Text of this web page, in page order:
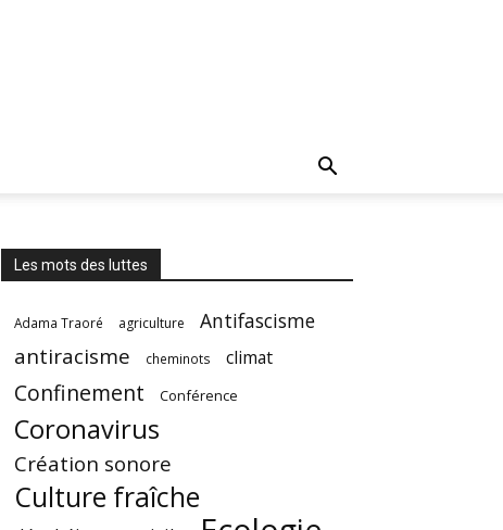
Les mots des luttes
Adama Traoré agriculture Antifascisme
antiracisme cheminots climat
Confinement Conférence
Coronavirus
Création sonore
Culture fraîche